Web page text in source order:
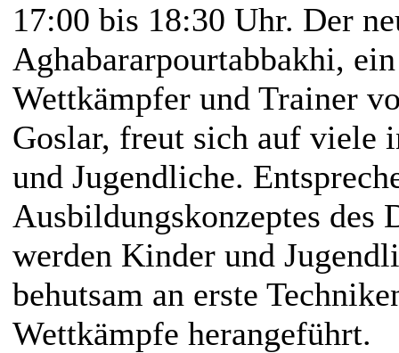
17:00 bis 18:30 Uhr. Der
Aghabararpourtabbakhi,
Wettkämpfer und Trainer
Goslar, freut sich auf viele
und Jugendliche.
Ausbildungskonzeptes des
werden Kinder und
behutsam an erste
Wettkämpfe herangeführt.